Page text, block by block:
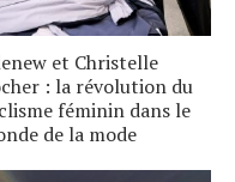
et Christelle
: la révolution du
féminin dans le
de la mode